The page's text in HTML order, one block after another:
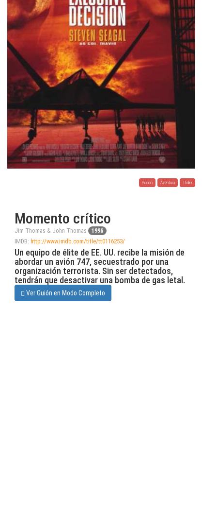
Accion Aventura Thriller
Momento crítico
Jim Thomas & John Thomas 1996
IMDB: http://www.imdb.com/title/tt0116253/
Un equipo de élite de EE. UU. recibe la misión de
abordar un avión 747, secuestrado por una
organización terrorista. Sin ser detectados,
tendrán que desactivar una bomba de gas letal.
Ver Guión en Modo Completo